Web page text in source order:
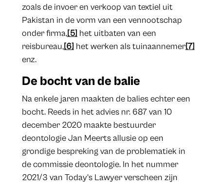
zoals de invoer en verkoop van textiel uit
Pakistan in de vorm van een vennootschap
onder firma,[5] het uitbaten van een
reisbureau,[6] het werken als tuinaannemer[7]
enz.
De bocht van de balie
Na enkele jaren maakten de balies echter een
bocht. Reeds in het advies nr. 687 van 10
december 2020 maakte bestuurder
deontologie Jan Meerts allusie op een
grondige bespreking van de problematiek in
de commissie deontologie. In het nummer
2021/3 van Today’s Lawyer verscheen zijn